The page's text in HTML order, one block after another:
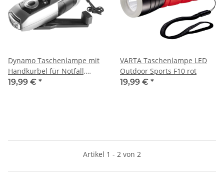
Dynamo Taschenlampe mit
Handkurbel für Notfall,
Camping, Outdoor
19,99 € *
VARTA Taschenlampe LED
Outdoor Sports F10 rot
19,99 € *
Artikel 1 - 2 von 2